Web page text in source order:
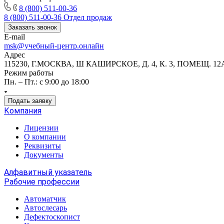
8 (800) 511-00-36
8 (800) 511-00-36 Отдел продаж
Заказать звонок
E-mail
msk@учебный-центр.онлайн
Адрес
115230, Г.МОСКВА, Ш КАШИРСКОЕ, Д. 4, К. 3, ПОМЕЩ.
Режим работы
Пн. – Пт.: с 9:00 до 18:00
Подать заявку
Компания
Лицензии
О компании
Реквизиты
Документы
Алфавитный указатель
Рабочие профессии
Автоматчик
Автослесарь
Дефектоскопист